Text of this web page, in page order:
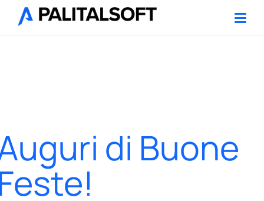
di Buone